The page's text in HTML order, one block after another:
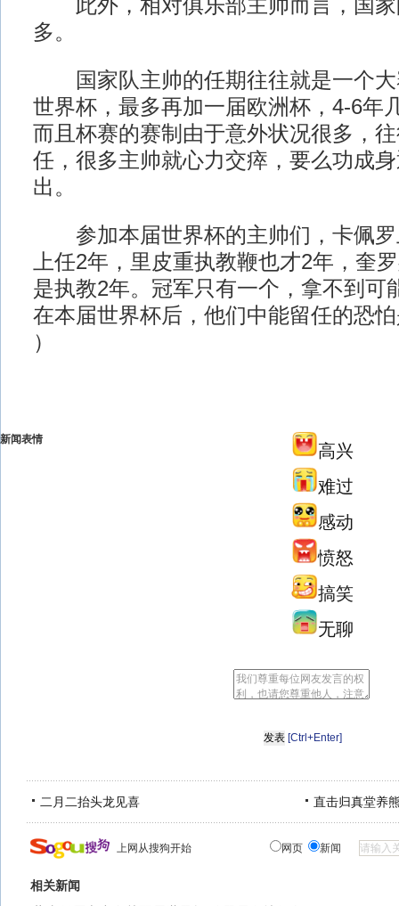
此外，相对俱乐部主帅而言，国家
多。
国家队主帅的任期往往就是一个大
世界杯，最多再加一届欧洲杯，4-6年
而且杯赛的赛制由于意外状况很多，
任，很多主帅就心力交瘁，要么功成
出。
参加本届世界杯的主帅们，卡佩罗
上任2年，里皮重执教鞭也才2年，奎
是执教2年。冠军只有一个，拿不到可
在本届世界杯后，他们中能留任的恐
）
新闻表情
高兴
难过
感动
愤怒
搞笑
无聊
[Ctrl+Enter]
二月二抬头龙见喜 直击归真堂养
上网从搜狗开始 网页 新闻
相关新闻